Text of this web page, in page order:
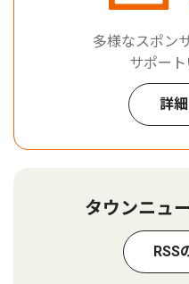
多様なスポン
サポート
詳
タウンニュ
RSS